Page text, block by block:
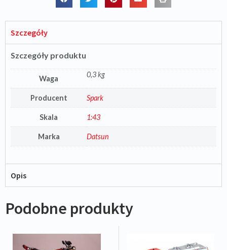
Szczegóły
Szczegóły produktu
Waga 0,3 kg
Producent Spark
Skala 1:43
Marka Datsun
Opis
Podobne produkty